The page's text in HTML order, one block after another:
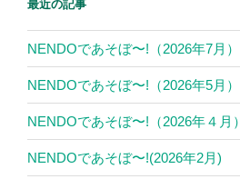
最近の記事
NENDOであそぼ〜!（2026年7月）
NENDOであそぼ〜!（2026年5月）
NENDOであそぼ〜!（2026年４月）
NENDOであそぼ〜!(2026年2月)